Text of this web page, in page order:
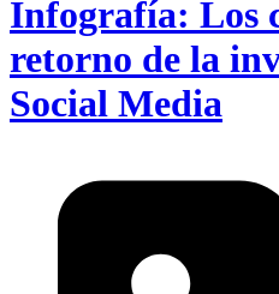
Infografía: Los
retorno de la
Social Media